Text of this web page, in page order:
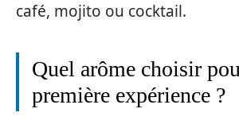
café, mojito ou cocktail.
Quel arôme choisir
première expérience ?